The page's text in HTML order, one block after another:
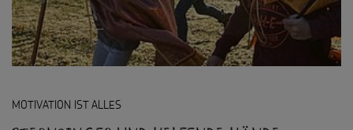
MOTIVATION IST ALLES